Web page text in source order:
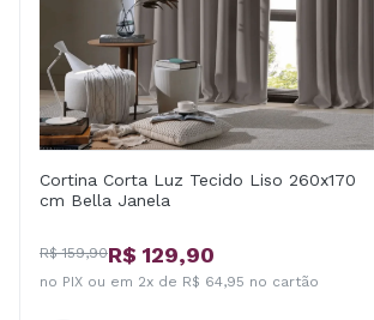
Cortina Corta Luz Tecido Liso 260x170
cm Bella Janela
R$ 159,90R$ 129,90
no PIX ou em 2x de R$ 64,95 no cartão